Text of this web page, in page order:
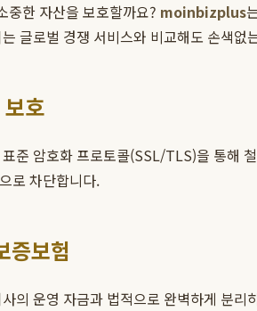
중한 자산을 보호할까요? moinbizplus
글로벌 경쟁 서비스와 비교해도 손색없
호
준 암호화 프로토콜(SSL/TLS)을 통해
로 차단합니다.
증보험
의 운영 자금과 법적으로 완벽하게 분